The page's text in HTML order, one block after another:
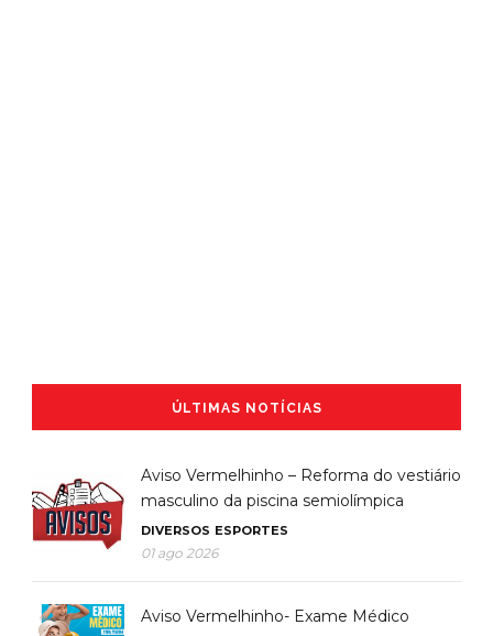
ÚLTIMAS NOTÍCIAS
Aviso Vermelhinho – Reforma do vestiário
masculino da piscina semiolímpica
DIVERSOS ESPORTES
01 ago 2026
Aviso Vermelhinho- Exame Médico